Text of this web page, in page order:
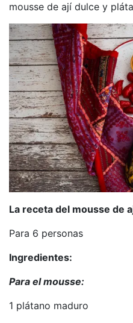
mousse de ají dulce y
La receta del mousse de
Para 6 personas
Ingredientes:
Para el mousse:
1 plátano maduro